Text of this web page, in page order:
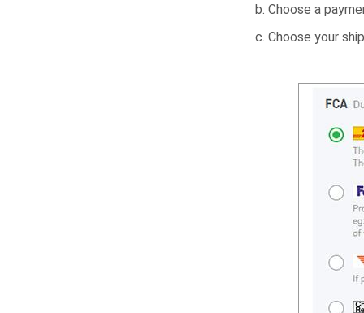
b. Choose a
c. Choose your